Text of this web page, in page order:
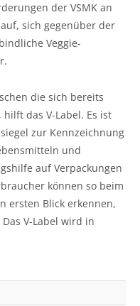
der VSMK an
sich gegenüber der
Veggie-
die sich bereits
das V-Label. Es ist
zur Kennzeichnung
und
auf Verpackungen
können so beim
ersten Blick erkennen,
V-Label wird in